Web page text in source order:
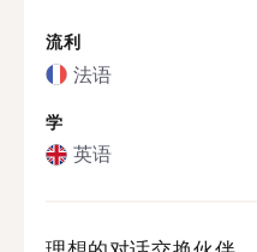
流利
法语
学
英语